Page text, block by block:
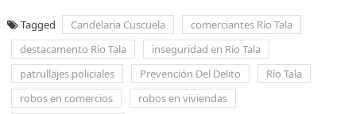
Tagged Candelaria Cuscuela
comerciantes Río Tala
destacamento Río Tala
inseguridad en Río Tala
patrullajes policiales
Prevención Del Delito
Río Tala
robos en comercios
robos en viviendas